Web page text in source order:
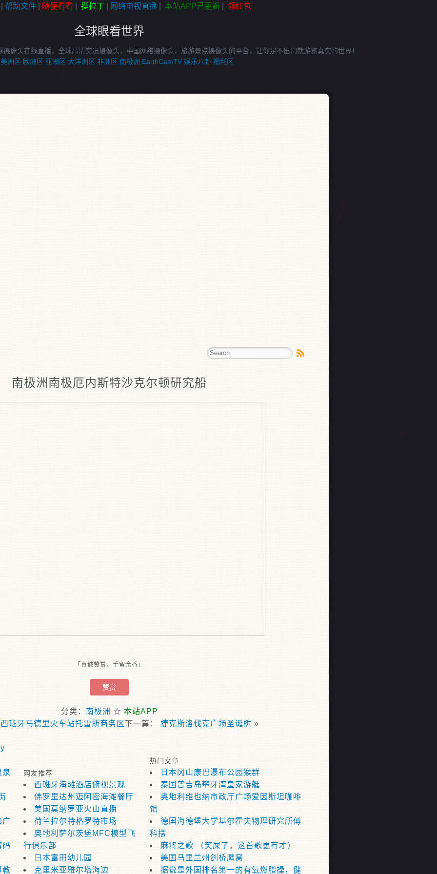
帮助文件| 随便看看 挺拉丁 网络电视直播| 本站APP已更新| 领红包
全球眼看世界
像头在线直播，全球高清实况摄像头，中国网络摄像头，旅游景点摄像头的平台，让你足不出门就游览真实的世界！
美洲区 欧洲区 亚洲区 大洋洲区 非洲区 南极洲 EarthCamTV 娱乐八卦 福利区
南极洲南极厄内斯特沙克尔顿研究船
「真诚赞赏，手留余香」
赞赏
分类： 南极洲 ☆ 本站APP
西班牙马德里火车站托雷斯商务区下一篇： 捷克斯洛伐克广场圣诞树 »
广
码
教
网友推荐
西班牙海滩酒店俯视景观
佛罗里达州迈阿密海滩餐厅
美国莫纳罗亚火山直播
荷兰拉尔特格罗特市场
奥地利萨尔茨堡MFC模型飞
行俱乐部
日本富田幼儿园
克里米亚雅尔塔海边
热门文章
日本冈山康巴瀑布公园猴群
泰国普吉岛攀牙湾皇家游艇
奥地利维也纳市政厅广场爱因斯坦咖啡
馆
德国海德堡大学基尔霍夫物理研究所傅
科摆
麻将之歌 （笑屎了，这首歌更有才）
美国马里兰州剑桥鹰窝
据说是外国排名第一的有氧燃脂操，健